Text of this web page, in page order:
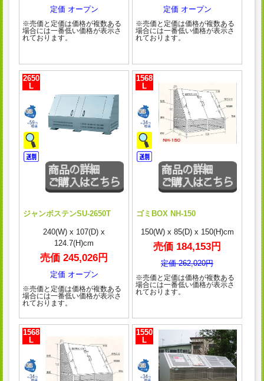
定価 オープン
※売価と定価は価格が複数ある
場合には一番低い価格が表示さ
れております。
定価 オープン
※売価と定価は価格が複数ある
場合には一番低い価格が表示さ
れております。
2650
L
ジャンボステンSU-2650T
240(W) x 107(D) x
124.7(H)cm
売価 245,026円
定価 オープン
※売価と定価は価格が複数ある
場合には一番低い価格が表示さ
れております。
1568
L
ゴミBOX NH-150
150(W) x 85(D) x 150(H)cm
売価 184,153円
定価 262,020円
※売価と定価は価格が複数ある
場合には一番低い価格が表示さ
れております。
1568
L
1550
L